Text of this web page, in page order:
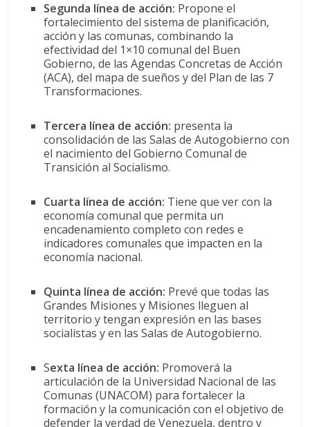
Segunda línea de acción: Propone el
fortalecimiento del sistema de planificación,
acción y las comunas, combinando la
efectividad del 1×10 comunal del Buen
Gobierno, de las Agendas Concretas de Acción
(ACA), del mapa de sueños y del Plan de las 7
Transformaciones.
Tercera línea de acción: presenta la
consolidación de las Salas de Autogobierno con
el nacimiento del Gobierno Comunal de
Transición al Socialismo.
Cuarta línea de acción: Tiene que ver con la
economía comunal que permita un
encadenamiento completo con redes e
indicadores comunales que impacten en la
economía nacional.
Quinta línea de acción: Prevé que todas las
Grandes Misiones y Misiones lleguen al
territorio y tengan expresión en las bases
socialistas y en las Salas de Autogobierno.
Sexta línea de acción: Promoverá la
articulación de la Universidad Nacional de las
Comunas (UNACOM) para fortalecer la
formación y la comunicación con el objetivo de
defender la verdad de Venezuela, dentro y